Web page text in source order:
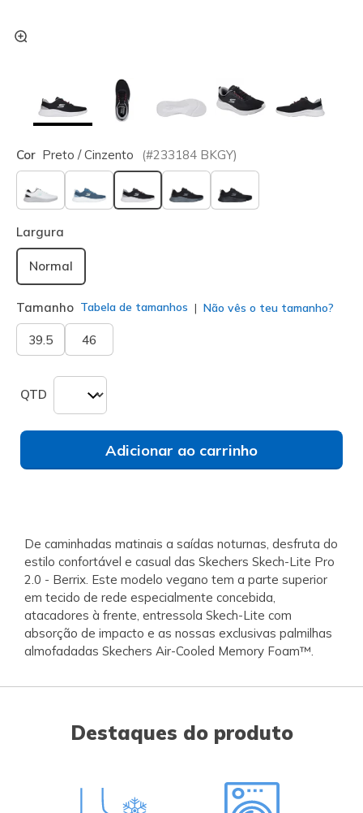
Cor Preto / Cinzento (#233184 BKGY)
selecionado
Largura
Normal
Tamanho Tabela de tamanhos Não vês o teu tamanho?
39.5 46
QTD
Adicionar ao carrinho
De caminhadas matinais a saídas noturnas, desfruta do
estilo confortável e casual das Skechers Skech-Lite Pro
2.0 - Berrix. Este modelo vegano tem a parte superior
em tecido de rede especialmente concebida,
atacadores à frente, entressola Skech-Lite com
absorção de impacto e as nossas exclusivas palmilhas
almofadadas Skechers Air-Cooled Memory Foam™.
Destaques do produto